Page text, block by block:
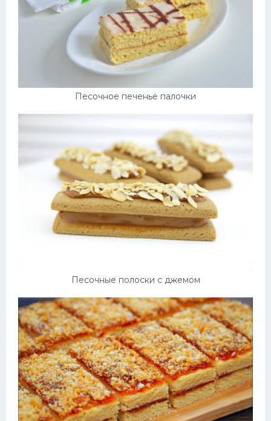
Песочное печенье палочки
Песочные полоски с джемом